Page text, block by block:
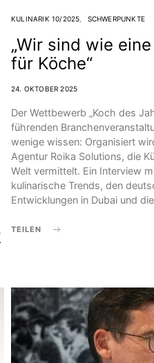
KULINARIK 10/2025 SCHWERPUNKTE
„Wir sind wie
für Köche“
24. OKTOBER 2025
Der Wettbewerb „Koch des
führenden
wenige wissen: Organisiert
Agentur Roika Solutions, die
Welt vermittelt. Ein Interview
kulinarische Trends, den
Entwicklungen in Dubai und
TEILEN